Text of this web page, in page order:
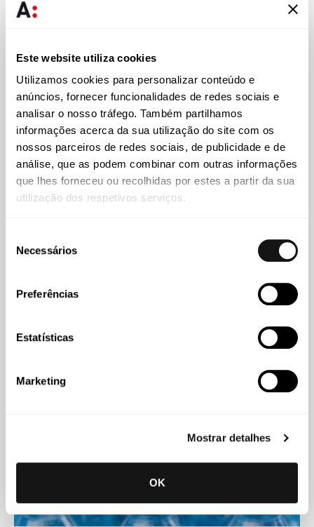
Este website utiliza cookies
Utilizamos cookies para personalizar conteúdo e
anúncios, fornecer funcionalidades de redes sociais e
analisar o nosso tráfego. Também partilhamos
informações acerca da sua utilização do site com os
nossos parceiros de redes sociais, de publicidade e de
análise, que as podem combinar com outras informações
que lhes forneceu ou recolhidas por estes a partir da sua
utilização dos respetivos serviços.
Necessários
Preferências
Estatísticas
Marketing
Mostrar detalhes
OK
27 JUL 2026 Imprensa
aplicado a contratos da PJ
Manuel Andrade Neves escreve sobre os desafios da